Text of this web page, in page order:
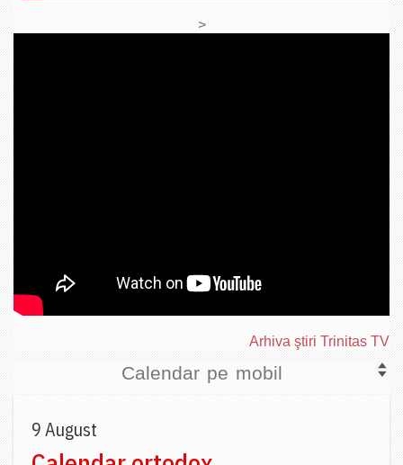
>
Arhiva ştiri Trinitas TV
Calendar pe mobil
9 August